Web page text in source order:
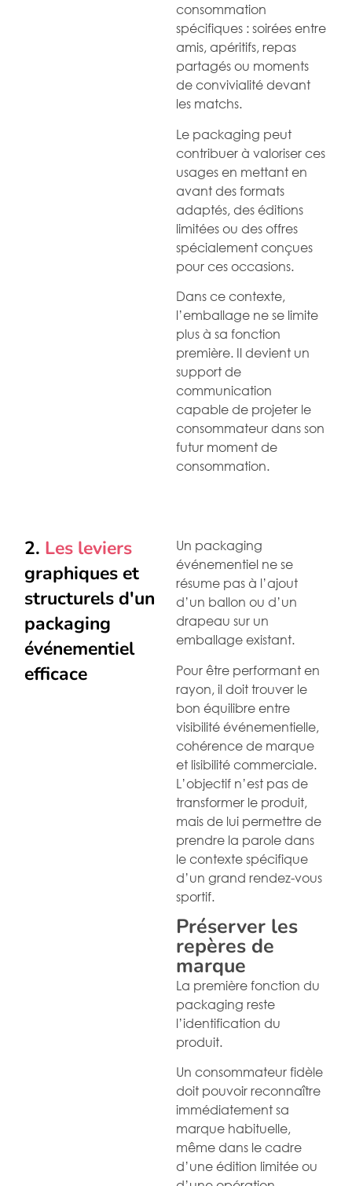
consommation
spécifiques : soirées entre
amis, apéritifs, repas
partagés ou moments
de convivialité devant
les matchs.
Le packaging peut
contribuer à valoriser ces
usages en mettant en
avant des formats
adaptés, des éditions
limitées ou des offres
spécialement conçues
pour ces occasions.
Dans ce contexte,
l’emballage ne se limite
plus à sa fonction
première. Il devient un
support de
communication
capable de projeter le
consommateur dans son
futur moment de
consommation.
2. Les leviers
graphiques et
structurels d'un
packaging
événementiel
efficace
Un packaging
événementiel ne se
résume pas à l’ajout
d’un ballon ou d’un
drapeau sur un
emballage existant.
Pour être performant en
rayon, il doit trouver le
bon équilibre entre
visibilité événementielle,
cohérence de marque
et lisibilité commerciale.
L’objectif n’est pas de
transformer le produit,
mais de lui permettre de
prendre la parole dans
le contexte spécifique
d’un grand rendez-vous
sportif.
Préserver les
repères de
marque
La première fonction du
packaging reste
l’identification du
produit.
Un consommateur fidèle
doit pouvoir reconnaître
immédiatement sa
marque habituelle,
même dans le cadre
d’une édition limitée ou